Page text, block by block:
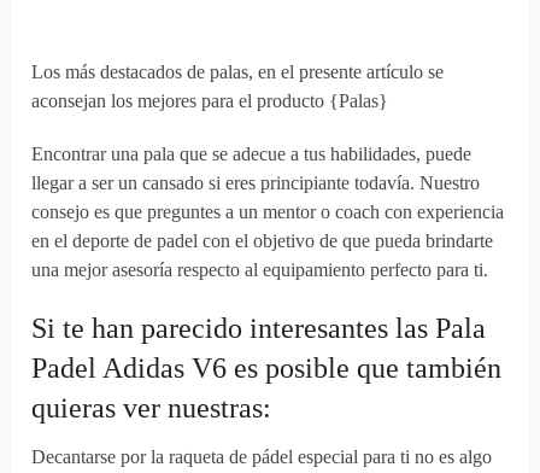
Los más destacados de palas, en el presente artículo se
aconsejan los mejores para el producto {Palas}
Encontrar una pala que se adecue a tus habilidades, puede
llegar a ser un cansado si eres principiante todavía. Nuestro
consejo es que preguntes a un mentor o coach con experiencia
en el deporte de padel con el objetivo de que pueda brindarte
una mejor asesoría respecto al equipamiento perfecto para ti.
Si te han parecido interesantes las Pala
Padel Adidas V6 es posible que también
quieras ver nuestras:
Decantarse por la raqueta de pádel especial para ti no es algo